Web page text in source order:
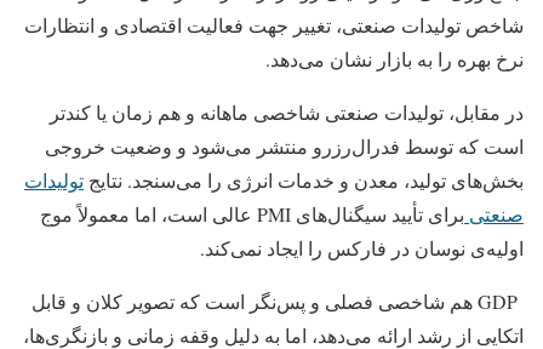
شاخص تولیدات صنعتی، تغییر جهت فعالیت اقتصادی و انتظارات
نرخ بهره را به بازار نشان می‌دهد.
در مقابل، تولیدات صنعتی شاخصی ماهانه و هم‌ زمان یا کندتر
است که توسط فدرال‌رزرو منتشر می‌شود و وضعیت خروجی
بخش‌های تولید، معدن و خدمات انرژی را می‌سنجد. نتایج تولیدات
صنعتی
برای تأیید سیگنال‌های PMI عالی است، اما معمولاً موج
اولیه‌ی نوسان در فارکس را ایجاد نمی‌کند.
GDP هم شاخصی فصلی و پس‌نگر است که تصویر کلان و قابل
اتکایی از رشد ارائه می‌دهد، اما به‌ دلیل وقفه زمانی و بازنگری‌ها،